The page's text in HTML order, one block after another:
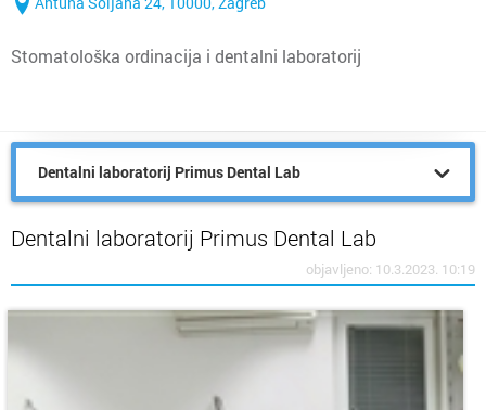
Stomatološka ordinacija i dentalni laboratorij
Dentalni laboratorij Primus Dental Lab
Dentalni laboratorij Primus Dental Lab
objavljeno: 10.3.2023. 10:19